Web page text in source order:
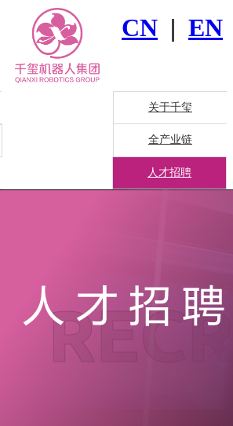
CN | EN
关于千玺
全产业链
人才招聘